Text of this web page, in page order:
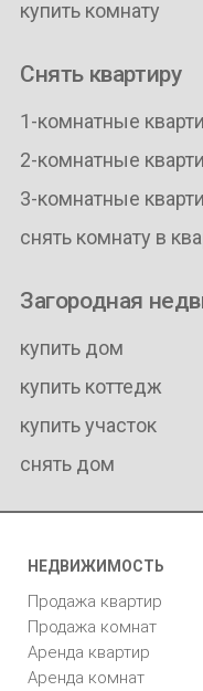
купить комнату
Снять квартиру
1-комнатные
2-комнатные
3-комнатные
снять комнату в
Загородная
купить дом
купить коттедж
купить участок
снять дом
НЕДВИЖИМОСТЬ
Продажа квартир
Продажа комнат
Аренда квартир
Аренда комнат